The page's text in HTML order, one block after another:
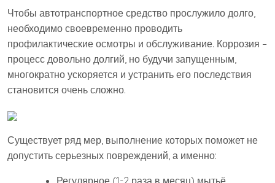
Чтобы автотранспортное средство прослужило долго,
необходимо своевременно проводить
профилактические осмотры и обслуживание. Коррозия –
процесс довольно долгий, но будучи запущенным,
многократно ускоряется и устранить его последствия
становится очень сложно.
Существует ряд мер, выполнение которых поможет не
допустить серьезных повреждений, а именно: